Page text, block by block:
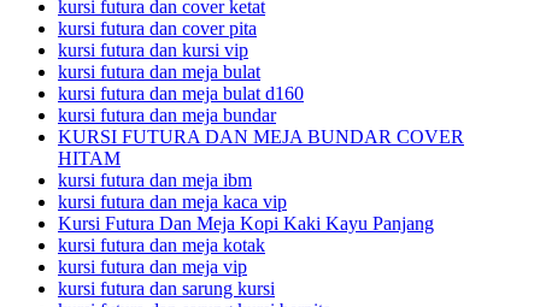
kursi futura dan cover ketat
kursi futura dan cover pita
kursi futura dan kursi vip
kursi futura dan meja bulat
kursi futura dan meja bulat d160
kursi futura dan meja bundar
KURSI FUTURA DAN MEJA BUNDAR COVER
HITAM
kursi futura dan meja ibm
kursi futura dan meja kaca vip
Kursi Futura Dan Meja Kopi Kaki Kayu Panjang
kursi futura dan meja kotak
kursi futura dan meja vip
kursi futura dan sarung kursi